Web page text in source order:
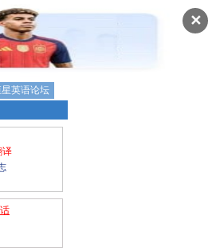
✕
英语论坛
译